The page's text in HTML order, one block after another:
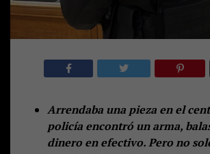
Arrendaba una pieza en el
policía encontró un arma,
dinero en efectivo. Pero no